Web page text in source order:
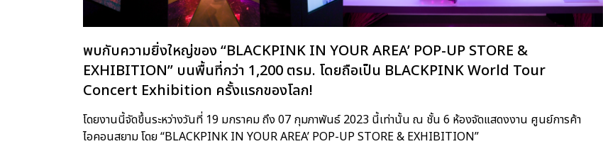
พบกับความยิ่งใหญ่ของ “BLACKPINK IN YOUR AREA’ POP-UP STORE &
EXHIBITION” บนพื้นที่กว่า 1,200 ตรม. โดยถือเป็น BLACKPINK World Tour
Concert Exhibition ครั้งแรกของโลก!
โดยงานนี้จัดขึ้นระหว่างวันที่ 19 มกราคม ถึง 07 กุมภาพันธ์ 2023 นี้เท่านั้น ณ ชั้น 6 ห้องจัดแสดงงาน ศูนย์การค้า
ไอคอนสยาม โดย “BLACKPINK IN YOUR AREA’ POP-UP STORE & EXHIBITION”